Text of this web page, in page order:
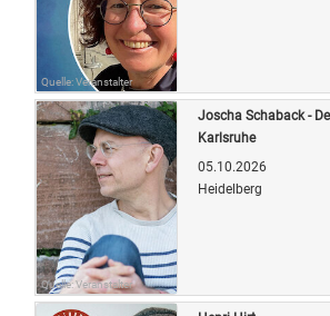
Quelle: Veranstalter
Quelle: Veranstalter
Joscha Schaback -
Karlsruhe
05.10.2026
Heidelberg